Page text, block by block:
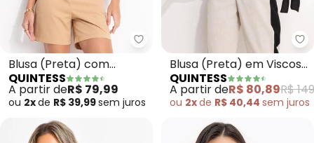
Quintess - Blusa (Preta) com
Blusa (Preta) com
Mangas 3/4
QUINTESS
A partir deR$ 79,99
ou 2xde R$ 39,99sem juros
Blusa (Preta) em Viscose
Plana
QUINTESS
A partir deR$ 80,89R$
ou 2xde R$ 40,44 sem juros